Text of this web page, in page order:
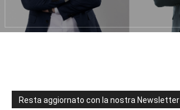
Resta aggiornato con la nostra Newsletter